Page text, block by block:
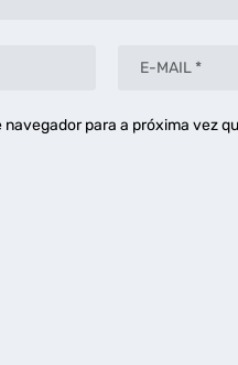
para a próxima vez